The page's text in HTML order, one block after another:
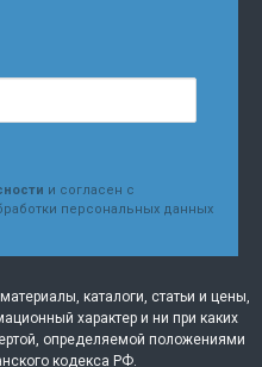
и согласен с
персональных данных
каталоги, статьи и цены,
характер и ни при каких
определяемой положениями
кодекса РФ.